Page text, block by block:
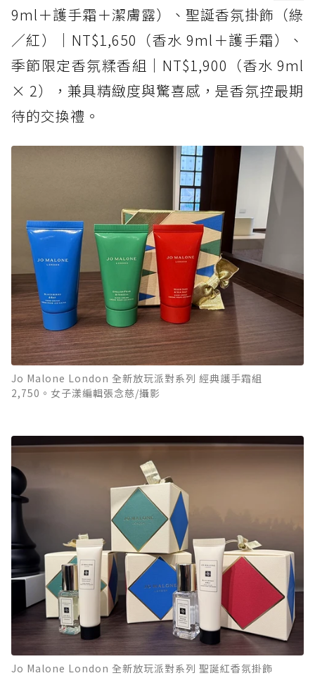
9ml＋護手霜＋潔膚露）、聖誕香氛掛飾（綠
／紅）｜NT$1,650（香水 9ml＋護手霜）、
季節限定香氛糅香組｜NT$1,900（香水 9ml
× 2），兼具精緻度與驚喜感，是香氛控最期
待的交換禮。
Jo Malone London 全新放玩派對系列 經典護手霜組
2,750。女子漾編輯張念慈/攝影
Jo Malone London 全新放玩派對系列 聖誕紅香氛掛飾